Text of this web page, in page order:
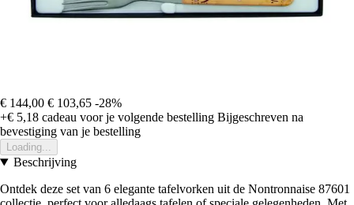
€ 144,00 € 103,65 -28%
+€ 5,18 cadeau voor je volgende bestelling Bijgeschreven na
bevestiging van je bestelling
Loading...
Beschrijving
Ontdek deze set van 6 elegante tafelvorken uit de Nontronnaise 87601